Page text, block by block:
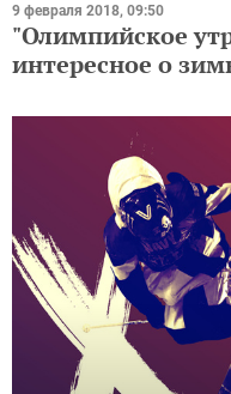
9 февраля 2018, 09:50
"Олимпийское
интересное о